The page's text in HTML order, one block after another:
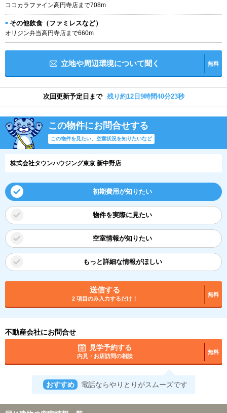
ココカラファイン高円寺店まで708m
その他飲食（ファミレスなど）
オリジン弁当高円寺店まで660m
立地や周辺環境について聞く 無料
次回更新予定日まで 残り約12日9時間40分23秒
この物件にお問合せする
この物件を見たい、空室状況を知りたいなど
株式会社タウンハウジング東京 新中野店
初期費用が知りたい
物件を実際に見たい
空室情報が知りたい
もっと詳細な情報がほしい
送信する
2 項目のみ入力するだけ！
無料
不動産会社にお問合せ
見学予約する
内見・お店訪問の相談
無料
おすすめ 電話ならやりとりがスムーズです